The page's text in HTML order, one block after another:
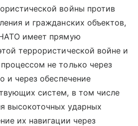
войны против
и гражданских объектов,
имеет прямую
террористической войне и
не только через
и через обеспечение
систем, в том числе
высокоточных ударных
их навигации через